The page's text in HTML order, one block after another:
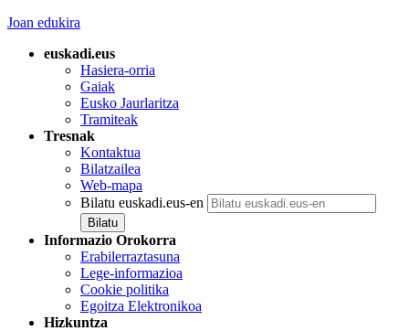
Joan edukira
euskadi.eus
Hasiera-orria
Gaiak
Eusko Jaurlaritza
Tramiteak
Tresnak
Kontaktua
Bilatzailea
Web-mapa
Bilatu euskadi.eus-en
Informazio Orokorra
Erabilerraztasuna
Lege-informazioa
Cookie politika
Egoitza Elektronikoa
Hizkuntza